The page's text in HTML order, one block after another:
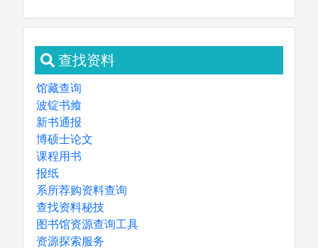
查找资料
馆藏查询
波锭书飨
新书通报
博硕士论文
课程用书
报纸
系所荐购资料查询
查找资料秘技
图书馆资源查询工具
资源探索服务